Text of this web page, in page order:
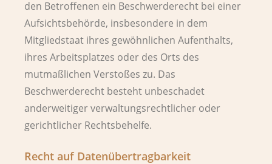
den Betroffenen ein Beschwerderecht bei einer
Aufsichtsbehörde, insbesondere in dem
Mitgliedstaat ihres gewöhnlichen Aufenthalts,
ihres Arbeitsplatzes oder des Orts des
mutmaßlichen Verstoßes zu. Das
Beschwerderecht besteht unbeschadet
anderweitiger verwaltungsrechtlicher oder
gerichtlicher Rechtsbehelfe.
Recht auf Daten­übertrag­barkeit